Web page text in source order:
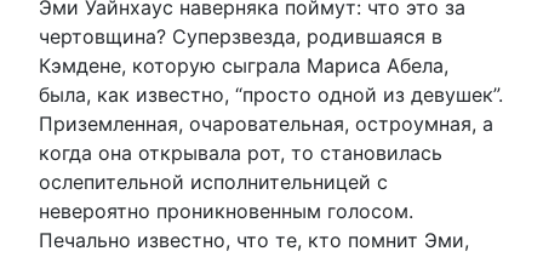
Эми Уайнхаус наверняка поймут: что это за
чертовщина? Суперзвезда, родившаяся в
Кэмдене, которую сыграла Мариса Абела,
была, как известно, “просто одной из девушек”.
Приземленная, очаровательная, остроумная, а
когда она открывала рот, то становилась
ослепительной исполнительницей с
невероятно проникновенным голосом.
Печально известно, что те, кто помнит Эми,